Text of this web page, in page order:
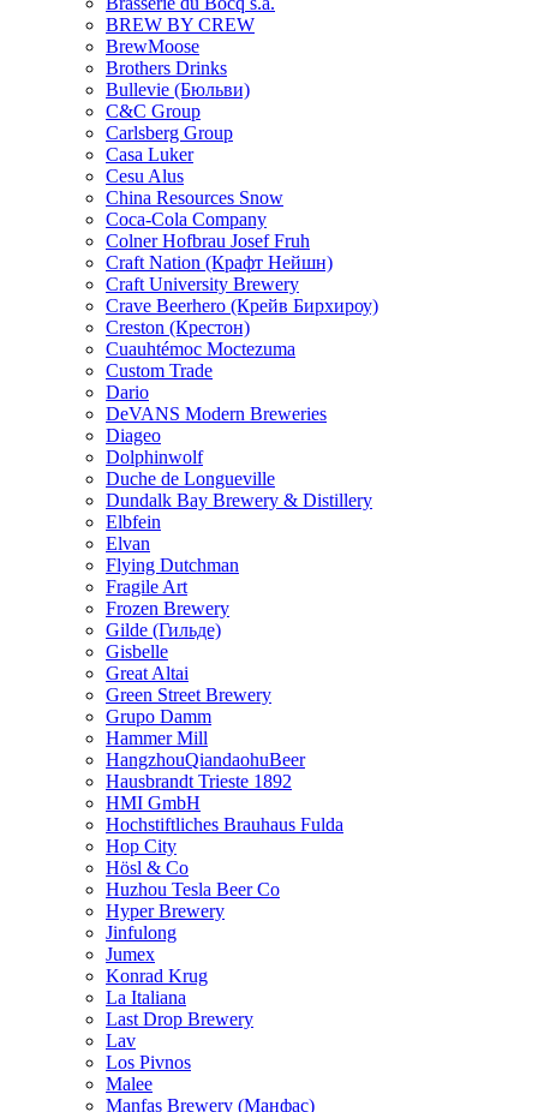
BREW BY CREW
BrewMoose
Brothers Drinks
Bullevie (Бюльви)
C&C Group
Carlsberg Group
Casa Luker
Cesu Alus
China Resources Snow
Coca-Cola Company
Colner Hofbrau Josef Fruh
Craft Nation (Крафт Нейшн)
Craft University Brewery
Crave Beerhero (Крейв Бирхироу)
Creston (Крестон)
Cuauhtémoc Moctezuma
Custom Trade
Dario
DeVANS Modern Breweries
Diageo
Dolphinwolf
Duche de Longueville
Dundalk Bay Brewery & Distillery
Elbfein
Elvan
Flying Dutchman
Fragile Art
Frozen Brewery
Gilde (Гильде)
Gisbelle
Great Altai
Green Street Brewery
Grupo Damm
Hammer Mill
HangzhouQiandaohuBeer
Hausbrandt Trieste 1892
HMI GmbH
Hochstiftliches Brauhaus Fulda
Hop City
Hösl & Co
Huzhou Tesla Beer Co
Hyper Brewery
Jinfulong
Jumex
Konrad Krug
La Italiana
Last Drop Brewery
Lav
Los Pivnos
Malee
Manfas Brewery (Манфас)